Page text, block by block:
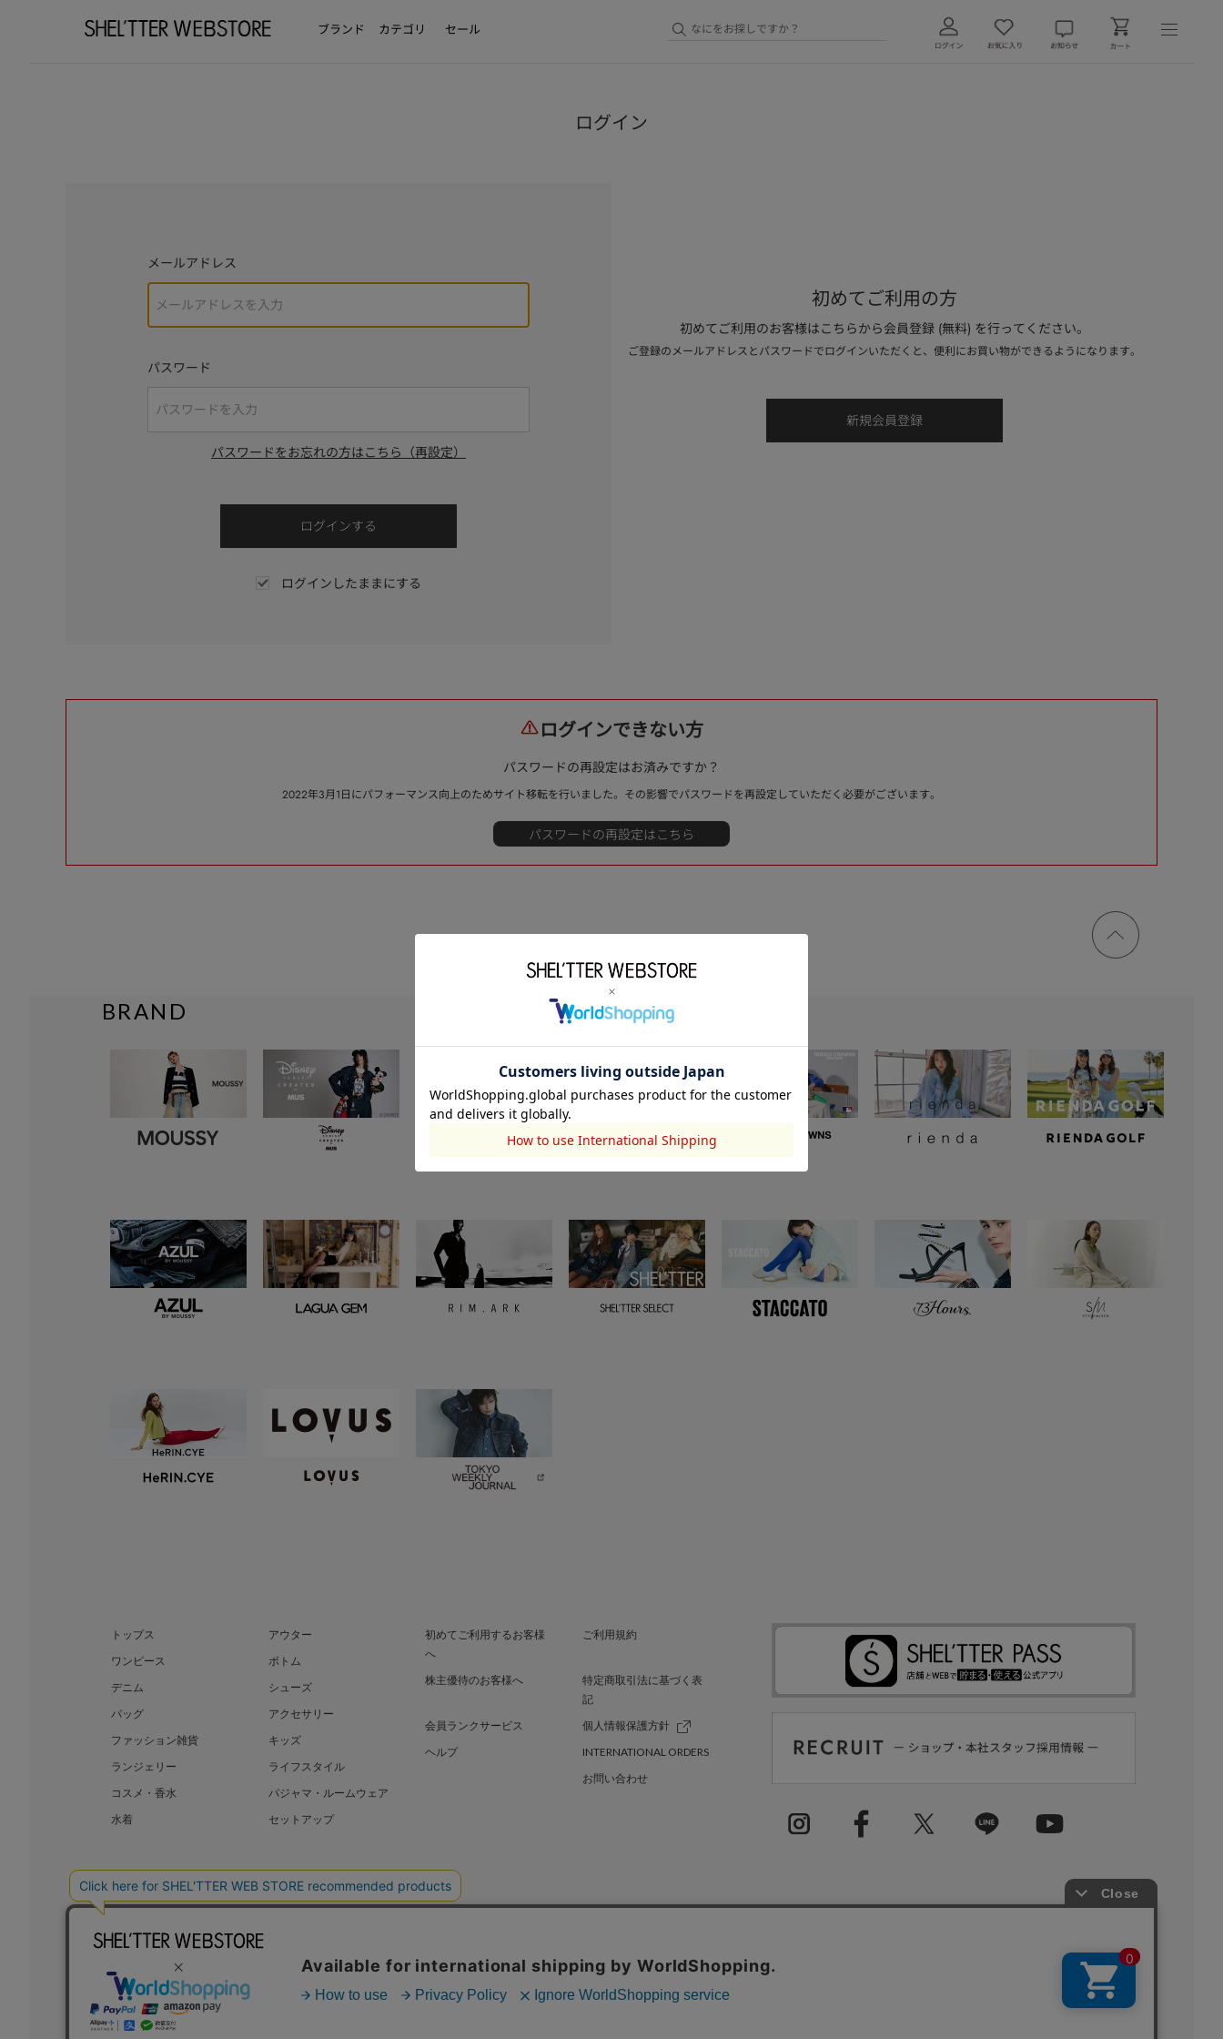
ブランド カテゴリ セール
ログイン
メールアドレス
パスワード
パスワードをお忘れの方はこちら（再設定）
ログインしたままにする
初めてご利用の方
初めてご利用のお客様はこちらから会員登録 (無料) を行ってください。
ご登録のメールアドレスとパスワードでログインいただくと、便利にお買い物ができるようになります。
ログインできない方
パスワードの再設定はお済みですか？
2022年3月1日にパフォーマンス向上のためサイト移転を行いました。その影響でパスワードを再設定していただく必要がございます。
ページ
トップ
BRAND
トップス
アウター
ワンピース
ボトム
デニム
シューズ
バッグ
アクセサリー
ファッション雑貨
キッズ
ランジェリー
ライフスタイル
コスメ・香水
パジャマ・ルームウェア
水着
セットアップ
初めてご利用するお客様
へ
ご利用規約
株主優待のお客様へ
特定商取引法に基づく表
記
会員ランクサービス
個人情報保護方針
ヘルプ
INTERNATIONAL ORDERS
お問い合わせ
BAROQUE JAPAN LIMITED SHEL’TTER GREEN 採用情報
COPYRIGHT © BAROQUE JAPAN LIMITED ALL RIGHTS RESERVED.